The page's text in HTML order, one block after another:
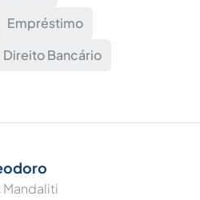
Empréstimo
Direito Bancário